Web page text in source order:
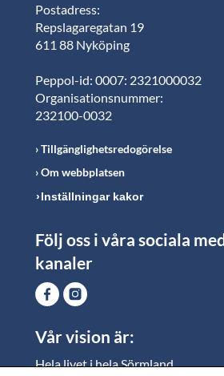
Postadress:
Repslagaregatan 19
611 88 Nyköping
Peppol-id: 0007: 2321000032
Organisationsnummer:
232100-0032
Tillgänglighetsredogörelse
Om webbplatsen
Inställningar kakor
Följ oss i våra sociala
kanaler
Vår vision är:
Hela livet i hela Sörmland.